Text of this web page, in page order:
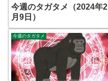
今週のタガタメ（2024年2
月9日）
今週のタガタメ